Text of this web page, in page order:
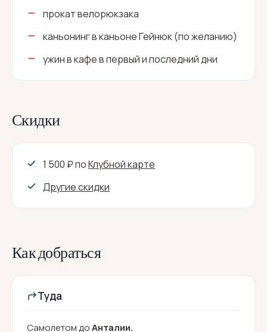
прокат велорюкзака
каньонинг в каньоне Гейнюк (по желанию)
ужин в кафе в первый и последний дни
Скидки
1 500 ₽поКлубной карте
Другие скидки
Как добраться
Туда
Самолетом доАнталии.